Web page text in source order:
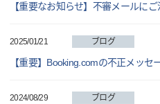
【重要なお知らせ】不審メールに
2025/01/21 ブログ
【重要】Booking.comの不正メッセ
2024/08/29 ブログ